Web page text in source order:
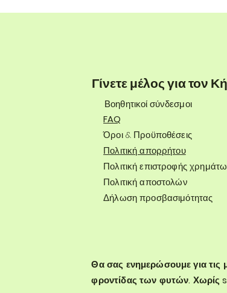
Γίνετε μέλος για τον
Βοηθητικοί σύνδεσμοι
FAQ
Όροι & Προϋποθέσεις
Πολιτική απορρήτου
Πολιτική επιστροφής
Πολιτική αποστολών
Δήλωση προσβασιμότητας
Θα σας ενημερώσουμε για τις
φροντίδας των φυτών. Χωρίς